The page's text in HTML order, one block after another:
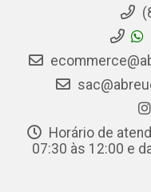
Horário de
07:30 às 12:00 e